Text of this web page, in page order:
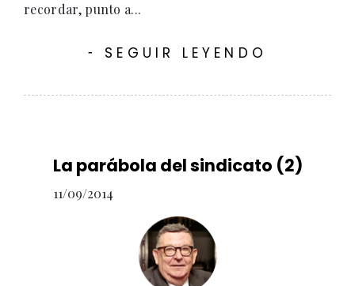
recordar, punto a...
- SEGUIR LEYENDO
La parábola del sindicato (2)
11/09/2014